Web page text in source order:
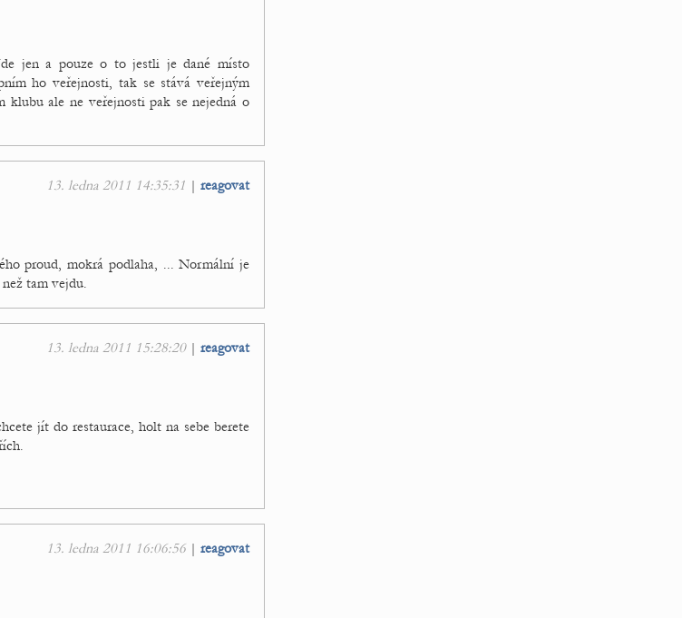
jen a pouze o to jestli je dané místo
ho veřejnosti, tak se stává veřejným
ale ne veřejnosti pak se nejedná o
13. ledna 2011 14:35:31 | reagovat
proud, mokrá podlaha, ... Normální je
tam vejdu.
13. ledna 2011 15:28:20| reagovat
jít do restaurace, holt na sebe berete
13. ledna 2011 16:06:56 | reagovat